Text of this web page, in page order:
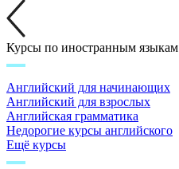
Курсы по иностранным языкам
Английский для начинающих
Английский для взрослых
Английская грамматика
Недорогие курсы английского
Ещё курсы